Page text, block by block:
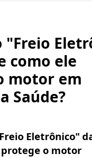
"Freio
como ele
motor em
Saúde?
Eletrônico"
protege o motor